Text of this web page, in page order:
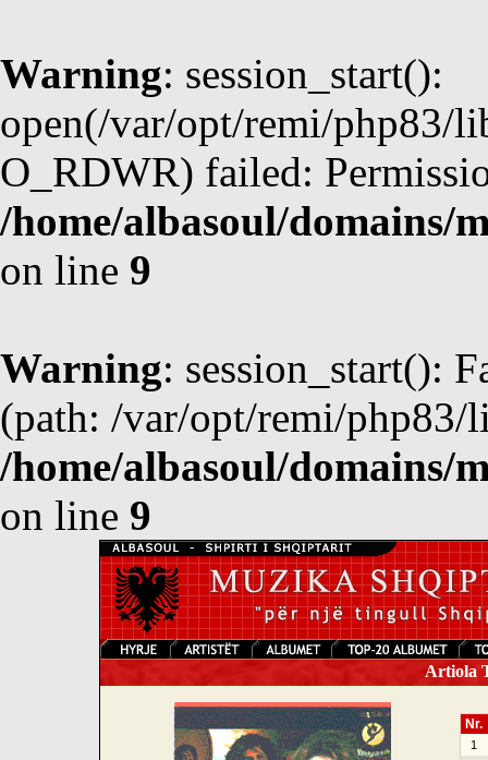
Warning: session_start():
open(/var/opt/remi/php83/
O_RDWR) failed:
/home/albasoul/domains/
on line 9
Warning: session_start():
(path: /var/opt/remi/php83/
/home/albasoul/domains/
on line 9
Artiola
Nr.
1